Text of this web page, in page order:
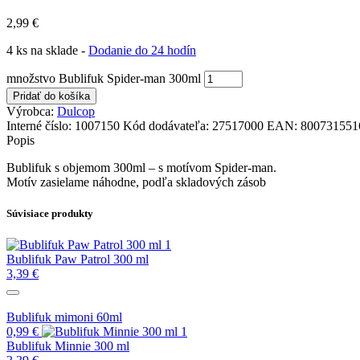
2,99 €
4 ks na sklade - Dodanie do 24 hodín
množstvo Bublifuk Spider-man 300ml
Pridať do košíka
Výrobca: Dulcop
Interné číslo: 1007150 Kód dodávateľa: 27517000 EAN:
Popis
Bublifuk s objemom 300ml – s motívom Spider-man.
Motív zasielame náhodne, podľa skladových zásob
Súvisiace produkty
Bublifuk Paw Patrol 300 ml
3,39 €
Bublifuk mimoni 60ml
0,99 €
Bublifuk Minnie 300 ml